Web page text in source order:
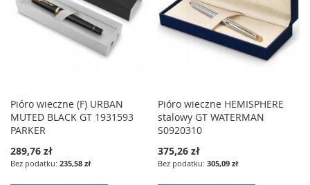
Pióro wieczne (F) URBAN
MUTED BLACK GT 1931593
PARKER
289,76 zł
235,58 zł
Pióro wieczne HEMISPHERE
stalowy GT WATERMAN
S0920310
375,26 zł
305,09 zł